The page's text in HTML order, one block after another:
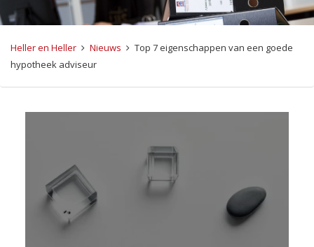
e
l
i
Heller en Heller Nieuws
Top 7 eigenschappen van een goede
hypotheek adviseur